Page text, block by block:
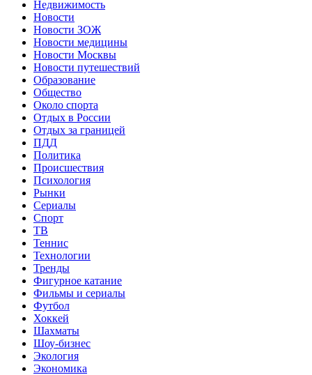
Недвижимость
Новости
Новости ЗОЖ
Новости медицины
Новости Москвы
Новости путешествий
Образование
Общество
Около спорта
Отдых в России
Отдых за границей
ПДД
Политика
Происшествия
Психология
Рынки
Сериалы
Спорт
ТВ
Теннис
Технологии
Тренды
Фигурное катание
Фильмы и сериалы
Футбол
Хоккей
Шахматы
Шоу-бизнес
Экология
Экономика